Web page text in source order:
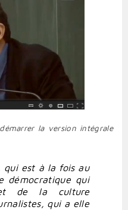
la version intégrale
qui est à la fois au
démocratique qui
de la culture
qui a elle